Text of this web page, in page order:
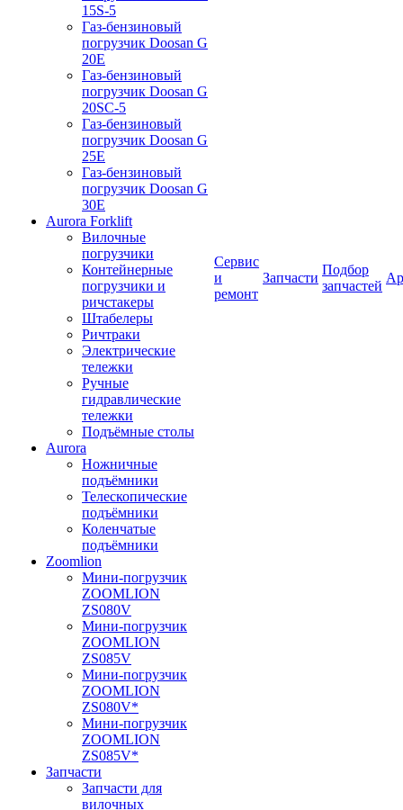
15S-5
Газ-бензиновый
погрузчик Doosan G
20E
Газ-бензиновый
погрузчик Doosan G
20SC-5
Газ-бензиновый
погрузчик Doosan G
25E
Газ-бензиновый
погрузчик Doosan G
30E
Aurora Forklift
Вилочные
погрузчики
Контейнерные
погрузчики и
ричстакеры
Штабелеры
Ричтраки
Электрические
тележки
Ручные
гидравлические
тележки
Подъёмные столы
Aurora
Ножничные
подъёмники
Телескопические
подъёмники
Коленчатые
подъёмники
Zoomlion
Мини-погрузчик
ZOOMLION
ZS080V
Мини-погрузчик
ZOOMLION
ZS085V
Мини-погрузчик
ZOOMLION
ZS080V*
Мини-погрузчик
ZOOMLION
ZS085V*
Запчасти
Запчасти для
вилочных
Сервис
и
ремонт
Запчасти
Подбор
запчастей